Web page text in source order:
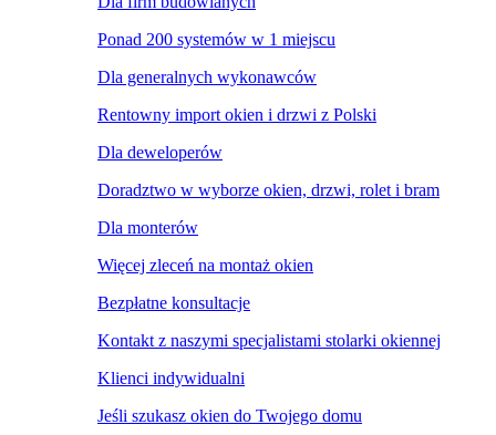
Ponad 200 systemów w 1 miejscu
Dla generalnych wykonawców
Rentowny import okien i drzwi z Polski
Dla deweloperów
Doradztwo w wyborze okien, drzwi, rolet i bram
Dla monterów
Więcej zleceń na montaż okien
Bezpłatne konsultacje
Kontakt z naszymi specjalistami stolarki okiennej
Klienci indywidualni
Jeśli szukasz okien do Twojego domu